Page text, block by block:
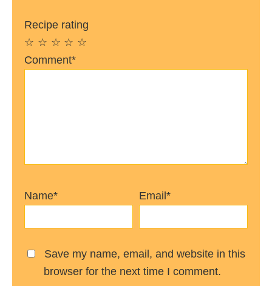
Recipe rating
☆
☆
☆
☆
☆
Comment*
Name* Email*
Save my name, email, and website in this
browser for the next time I comment.